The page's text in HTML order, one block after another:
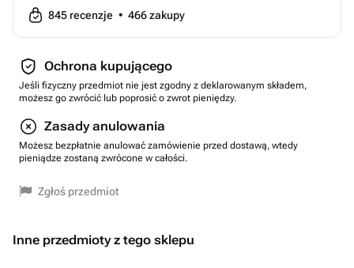
845 recenzje • 466zakupy
Ochrona kupującego
Jeśli fizyczny przedmiot nie jest zgodny z deklarowanym składem,
możesz go zwrócić lub poprosić o zwrot pieniędzy.
Zasady anulowania
Możesz bezpłatnie anulować zamówienie przed dostawą, wtedy
pieniądze zostaną zwrócone w całości.
Zgłoś przedmiot
Inne przedmioty z tego sklepu